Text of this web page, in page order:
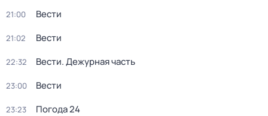
21:00 Вести
21:02 Вести
22:32 Вести. Дежурная часть
23:00 Вести
23:23 Погода 24